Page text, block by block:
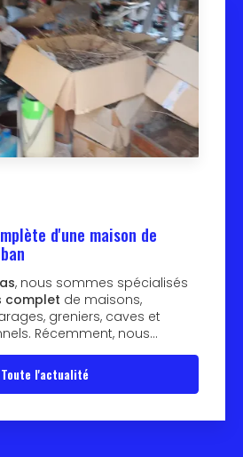
d'une maison de
, nous sommes spécialisés
complet de maisons,
greniers, caves et
Récemment, nous…
Toute l'actualité